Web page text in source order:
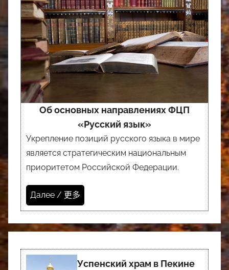
Об основных направлениях ФЦП
«Русский язык»
Укрепление позиций русского языка в мире
является стратегическим национальным
приоритетом Российской Федерации.
Далее / 更多
Успенский храм в Пекине